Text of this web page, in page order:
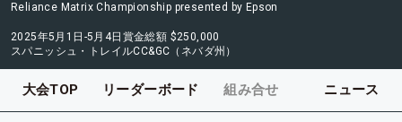
Reliance Matrix Championship presented by Epson
2025年5月1日-5月4日 賞金総額 $250,000
スパニッシュ・トレイルCC&GC（ネバダ州）
大会TOP リーダーボード 組み合せ ニュース